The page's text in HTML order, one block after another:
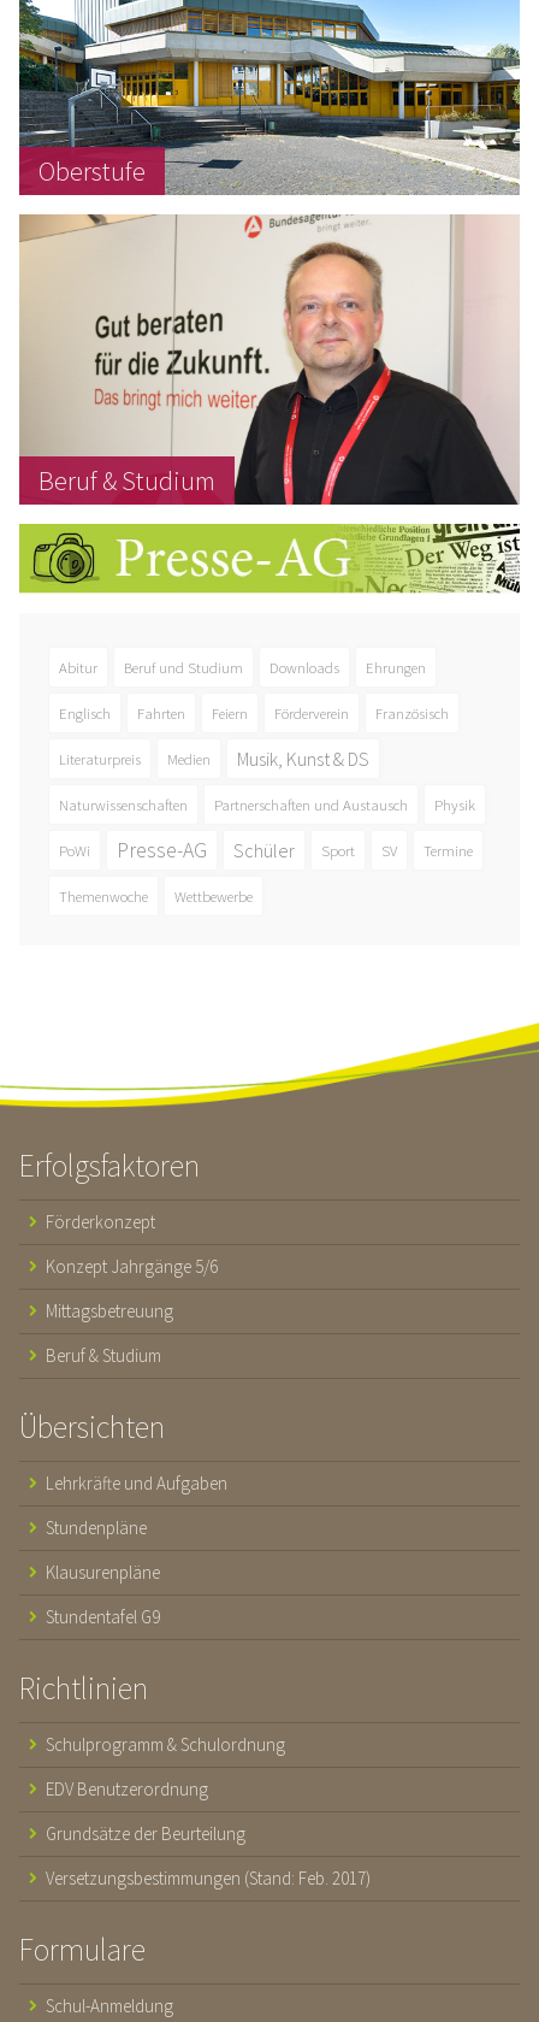
Oberstufe
Beruf & Studium
Abitur Beruf und Studium Downloads Ehrungen
Englisch Fahrten Feiern Förderverein Französisch
Literaturpreis Medien Musik, Kunst & DS
Naturwissenschaften Partnerschaften und Austausch Physik
PoWi Presse-AG Schüler Sport SV Termine
Themenwoche Wettbewerbe
Erfolgsfaktoren
Förderkonzept
Konzept Jahrgänge 5/6
Mittagsbetreuung
Beruf & Studium
Übersichten
Lehrkräfte und Aufgaben
Stundenpläne
Klausurenpläne
Stundentafel G9
Richtlinien
Schulprogramm & Schulordnung
EDV Benutzerordnung
Grundsätze der Beurteilung
Versetzungsbestimmungen (Stand: Feb. 2017)
Formulare
Schul-Anmeldung